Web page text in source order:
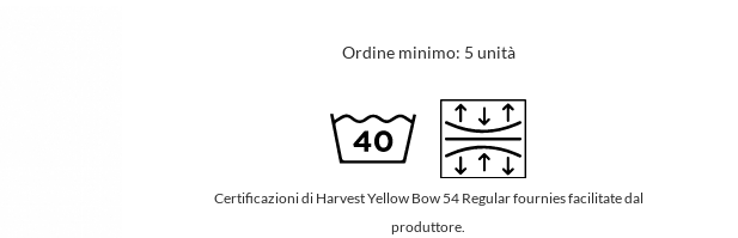
Ordine minimo: 5 unità
Certificazioni di Harvest Yellow Bow 54 Regular fournies facilitate dal
produttore.